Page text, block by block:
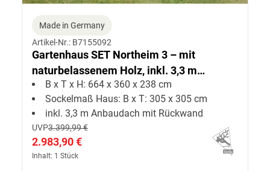
Made in Germany
Artikel-Nr.: B7155092
Gartenhaus SET Northeim 3 – mit
naturbelassenem Holz, inkl. 3,3 m
Anbaudach + Rückwand
B x T x H: 664 x 360 x 238 cm
Sockelmaß Haus: B x T: 305 x 305 cm
inkl. 3,3 m Anbaudach mit Rückwand
UVP3.399,99 €
2.983,90 €
Inhalt: 1 Stück